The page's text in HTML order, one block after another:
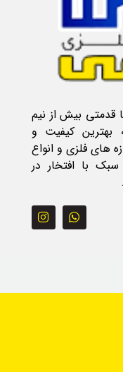
بیش از نیم
بهترین کیفیت و
های فلزی و انواع
با افتخار در